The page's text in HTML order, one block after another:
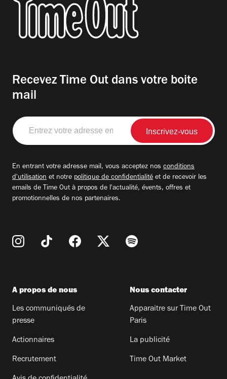
Recevez Time Out dans votre boite
mail
Entrez
votre
adresse
En entrant votre adresse mail, vous acceptez nos conditions
d'utilisation et notre politique de confidentialité et de recevoir les
emails de Time Out à propos de l'actualité, évents, offres et
promotionnelles de nos partenaires.
A propos de nous
Les communiqués de
presse
Actionnaires
Recrutement
Nous contacter
Apparaitre sur Time Out
Paris
La publicité
Time Out Market